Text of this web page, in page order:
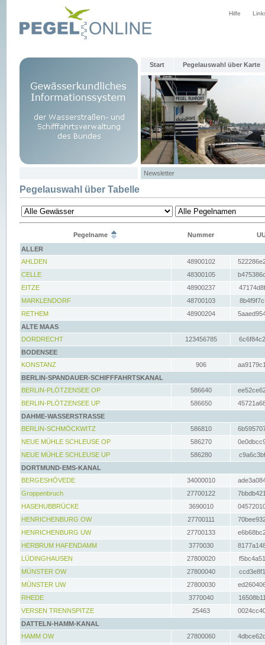
Hilfe
Start Pegelauswahl über Karte
Newsletter
Pegelauswahl über Tabelle
Pegelname Nummer
ALLER
AHLDEN
48900102
CELLE
48300105
EITZE
48900237
MARKLENDORF
48700103
RETHEM
48900204
ALTE MAAS
DORDRECHT
123456785
BODENSEE
KONSTANZ
906
BERLIN-SPANDAUER-SCHIFFFAHRTSKANAL
BERLIN-PLÖTZENSEE OP
586640
BERLIN-PLÖTZENSEE UP
586650
DAHME-WASSERSTRASSE
BERLIN-SCHMÖCKWITZ
586810
NEUE MÜHLE SCHLEUSE OP
586270
NEUE MÜHLE SCHLEUSE UP
586280
DORTMUND-EMS-KANAL
BERGESHÖVEDE
34000010
Groppenbruch
27700122
HASEHUBBRÜCKE
3690010
HENRICHENBURG OW
27700111
HENRICHENBURG UW
27700133
HERBRUM HAFENDAMM
3770030
LÜDINGHAUSEN
27800020
MÜNSTER OW
27800040
MÜNSTER UW
27800030
RHEDE
3770040
VERSEN TRENNSPITZE
25463
DATTELN-HAMM-KANAL
HAMM OW
27800060